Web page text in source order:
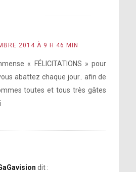
2014 À 9 H 46 MIN
« FÉLICITATIONS » pour
abattez chaque jour.. afin de
toutes et tous très gâtes
dit :